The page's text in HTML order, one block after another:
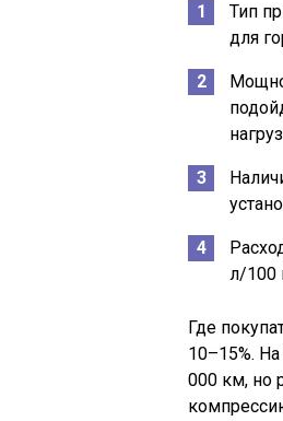
Тип
для
л/100
Где
10–15%.
000 км, но